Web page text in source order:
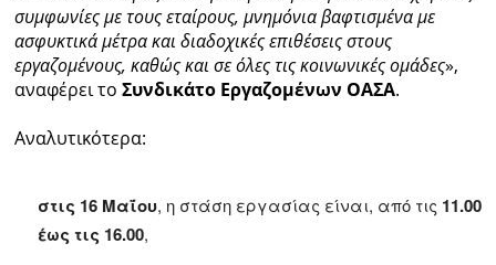
Οικονομία
Αθλητικά
συμφωνίες με τους εταίρους, μνημόνια βαφτισμένα με
ασφυκτικά μέτρα και διαδοχικές επιθέσεις στους
εργαζομένους, καθώς και σε όλες τις κοινωνικές ομάδες»,
αναφέρει το Συνδικάτο Εργαζομένων ΟΑΣΑ.
Αναλυτικότερα:
στις 16 Μαΐου, η στάση εργασίας είναι, από τις 11.00
έως τις 16.00,